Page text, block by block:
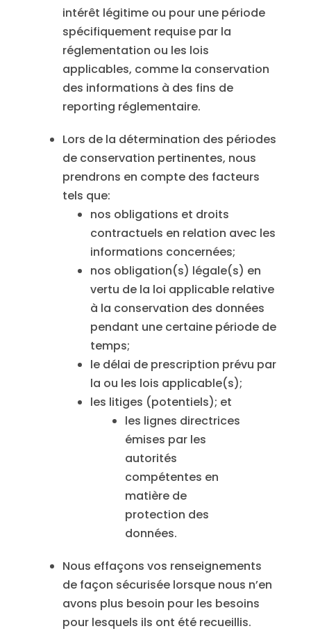
intérêt légitime ou pour une période
spécifiquement requise par la
réglementation ou les lois
applicables, comme la conservation
des informations à des fins de
reporting réglementaire.
Lors de la détermination des périodes
de conservation pertinentes, nous
prendrons en compte des facteurs
tels que:
nos obligations et droits
contractuels en relation avec les
informations concernées;
nos obligation(s) légale(s) en
vertu de la loi applicable relative
à la conservation des données
pendant une certaine période de
temps;
le délai de prescription prévu par
la ou les lois applicable(s);
les litiges (potentiels); et
les lignes directrices
émises par les
autorités
compétentes en
matière de
protection des
données.
Nous effaçons vos renseignements
de façon sécurisée lorsque nous n’en
avons plus besoin pour les besoins
pour lesquels ils ont été recueillis.